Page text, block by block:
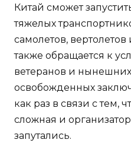
Китай сможет
тяжелых
самолетов,
также обращается к
ветеранов и нынешних
освобожденных
как раз в связи с тем,
сложная и
запутались.